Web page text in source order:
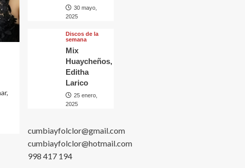
30 mayo,
2025
Discos de la
semana
Mix
Huaycheños,
Editha
Larico
25 enero,
2025
cumbiayfolclor@gmail.com
cumbiayfolclor@hotmail.com
998 417 194